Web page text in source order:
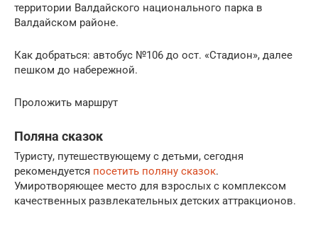
территории Валдайского национального парка в
Валдайском районе.
Как добраться: автобус №106 до ост. «Стадион», далее
пешком до набережной.
Проложить маршрут
Поляна сказок
Туристу, путешествующему с детьми, сегодня
рекомендуется посетить поляну сказок.
Умиротворяющее место для взрослых с комплексом
качественных развлекательных детских аттракционов.